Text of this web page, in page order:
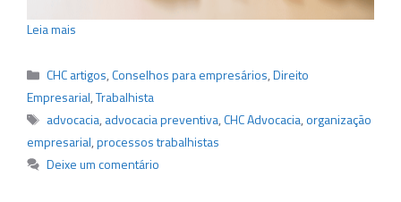
Leia mais
Categorias
CHC artigos,Conselhos para empresários,Direito
Empresarial,Trabalhista
Tags
advocacia, advocacia preventiva,CHC Advocacia,organização
empresarial,processos trabalhistas
Deixe um comentário